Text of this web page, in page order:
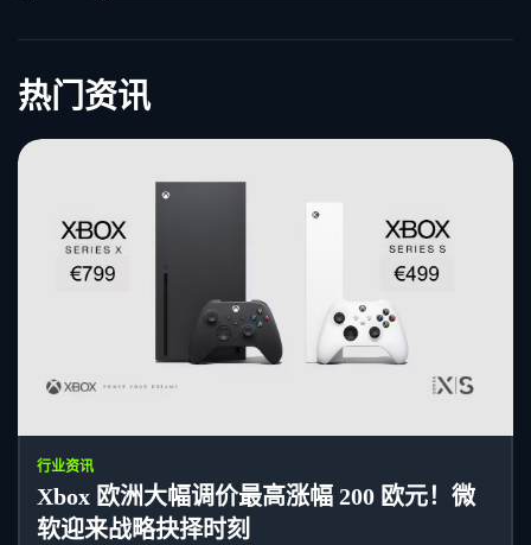
热门资讯
行业资讯
Xbox 欧洲大幅调价最高涨幅 200 欧元！微
软迎来战略抉择时刻